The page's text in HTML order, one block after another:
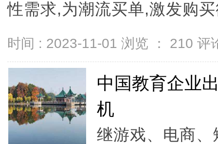
性需求,为潮流买单,激发购
时间 : 2023-11-01 浏览 ： 210 评
中国教育企业
机
继游戏、电商